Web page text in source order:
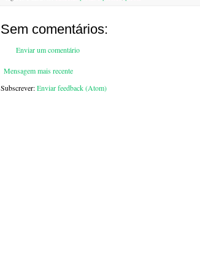
Sem comentários:
Enviar um comentário
Mensagem mais recente
Subscrever:Enviar feedback (Atom)